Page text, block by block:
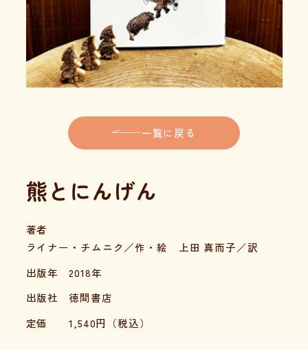
一覧に戻る
熊とにんげん
著者
ライナー・チムニク／作・絵 上田 真而子／訳
出版年
2018年
出版社
徳間書店
定価
1,540円（税込）